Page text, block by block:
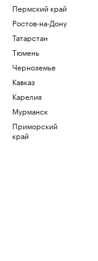
Пермский край
Ростов-на-Дону
Татарстан
Тюмень
Черноземье
Кавказ
Карелия
Мурманск
Приморский
край